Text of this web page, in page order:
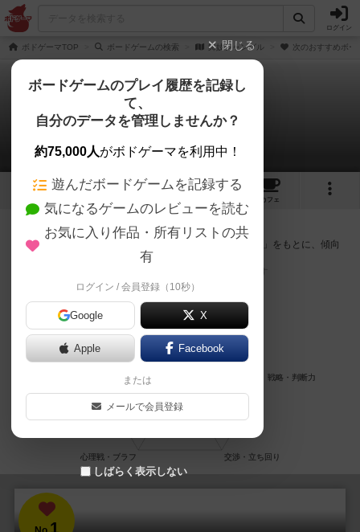
ログイン
ボドゲーマTOP ボードゲームの検索 舞妓ジャングル 次のおすすめボー
舞妓ジャングル
次のおすすめボードゲーム
1
カフェ
『舞妓ジャングル』が好きな方へのおすすめ
このゲームのトップページで投票された「プレイ感の評価」をもとに、傾向
が近いボードゲームをランキング形式で紹介します。
1
閉じる
ボードゲームのプレイ履歴を記録し
て、
自分のデータを管理しませんか？
約75,000人がボドゲーマを利用中！
遊んだボードゲームを記録する
気になるゲームのレビューを読む
お気に入り作品・所有リストの共
有
ログイン / 会員登録（10秒）
Google X
Apple Facebook
または
メールで会員登録
しばらく表示しない